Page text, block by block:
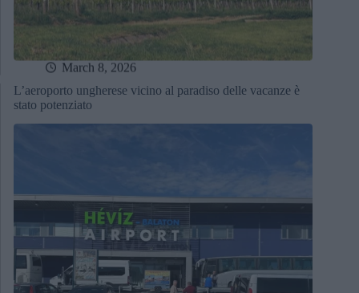
March 8, 2026
L’aeroporto ungherese vicino al paradiso delle vacanze è
stato potenziato